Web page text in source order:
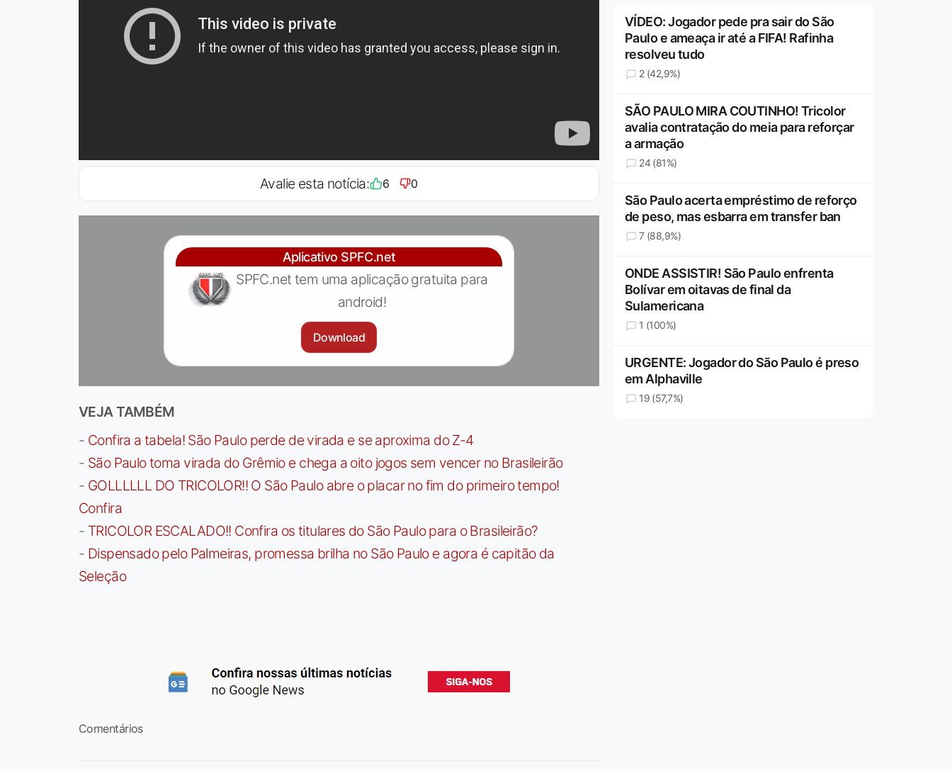
Avalie esta notícia: 6 0
Aplicativo SPFC.net
SPFC.net tem uma aplicação gratuita para
android!
Download
VEJA TAMBÉM
- Confira a tabela! São Paulo perde de virada e se aproxima do Z-4
- São Paulo toma virada do Grêmio e chega a oito jogos sem vencer no Brasileirão
- GOLLLLLL DO TRICOLOR!! O São Paulo abre o placar no fim do primeiro tempo!
Confira
- TRICOLOR ESCALADO!! Confira os titulares do São Paulo para o Brasileirão?
- Dispensado pelo Palmeiras, promessa brilha no São Paulo e agora é capitão da
Seleção
Comentários
VÍDEO: Jogador pede pra sair do São
Paulo e ameaça ir até a FIFA! Rafinha
resolveu tudo
2 (42,9%)
SÃO PAULO MIRA COUTINHO! Tricolor
avalia contratação do meia para reforçar
a armação
24 (81%)
São Paulo acerta empréstimo de reforço
de peso, mas esbarra em transfer ban
7 (88,9%)
ONDE ASSISTIR! São Paulo enfrenta
Bolívar em oitavas de final da
Sulamericana
1 (100%)
URGENTE: Jogador do São Paulo é preso
em Alphaville
19 (57,7%)